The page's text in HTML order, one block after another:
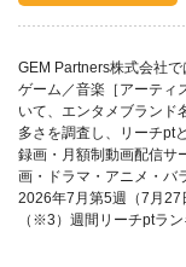
GEM Partners株式会社
ゲーム／音楽［アーティ
いて、エンタメブランド
多さを調査し、リーチpt
録画・月額制動画配信サ
画・ドラマ・アニメ・バ
2026年7月第5週（7月27
（※3）週間リーチptラン